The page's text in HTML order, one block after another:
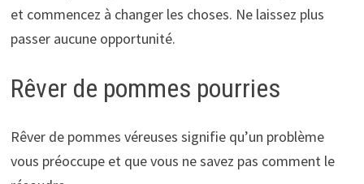
et commencez à changer les choses. Ne laissez plus
passer aucune opportunité.
Rêver de pommes pourries
Rêver de pommes véreuses signifie qu’un problème
vous préoccupe et que vous ne savez pas comment le